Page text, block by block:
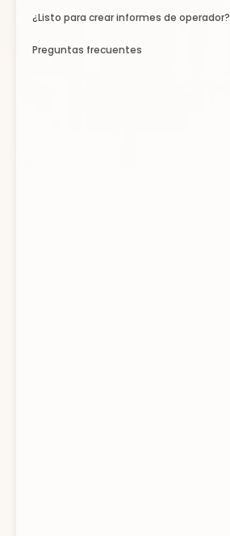
¿Listo para crear informes de operador?
Preguntas frecuentes